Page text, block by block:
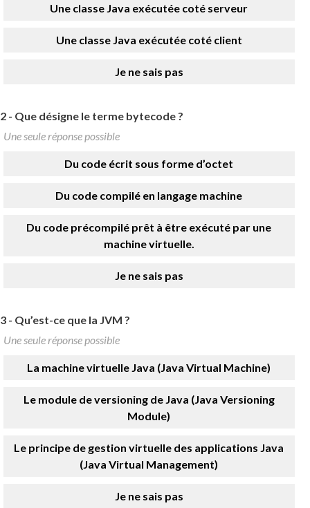
Une classe Java exécutée coté serveur
Une classe Java exécutée coté client
Je ne sais pas
2 - Que désigne le terme bytecode ?
Une seule réponse possible
Du code écrit sous forme d’octet
Du code compilé en langage machine
Du code précompilé prêt à être exécuté par une
machine virtuelle.
Je ne sais pas
3 - Qu’est-ce que la JVM ?
Une seule réponse possible
La machine virtuelle Java (Java Virtual Machine)
Le module de versioning de Java (Java Versioning
Module)
Le principe de gestion virtuelle des applications Java
(Java Virtual Management)
Je ne sais pas